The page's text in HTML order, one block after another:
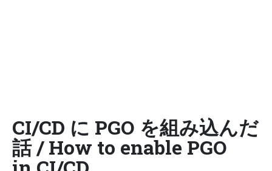
CI/CD に PGO を組み込んだ
話 / How to enable PGO